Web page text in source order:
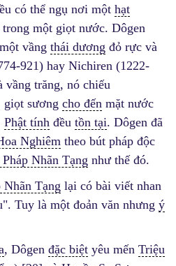
có thể ngụ nơi một hạt
trong một giọt nước. Dôgen
vầng thái dương đỏ rực và
921) hay Nichiren (1222-
vầng trăng, nó chiếu
giọt sương cho đến mặt nước
Phật tính đều tồn tại. Dôgen đã
Nghiêm theo bút pháp độc
Nhãn Tạng như thế đó.
Nhãn Tạng lại có bài viết nhan
Tuy là một đoản văn nhưng ý
, Dôgen đặc biệt yêu mến Triệu